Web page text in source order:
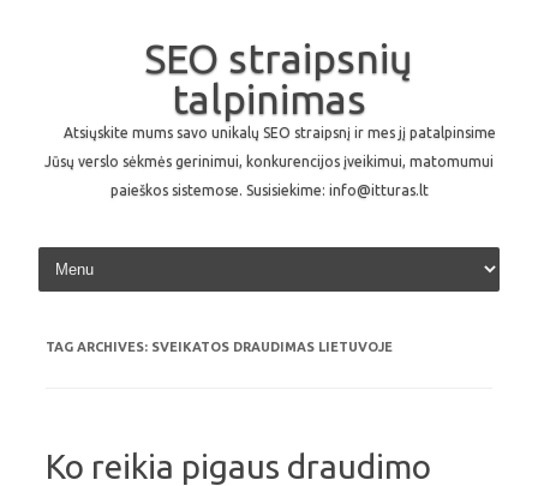
SEO straipsnių
talpinimas
Atsiųskite mums savo unikalų SEO straipsnį ir mes jį patalpinsime
Jūsų verslo sėkmės gerinimui, konkurencijos įveikimui, matomumui
paieškos sistemose. Susisiekime: info@itturas.lt
Skip to content
TAG ARCHIVES: SVEIKATOS DRAUDIMAS LIETUVOJE
Ko reikia pigaus draudimo